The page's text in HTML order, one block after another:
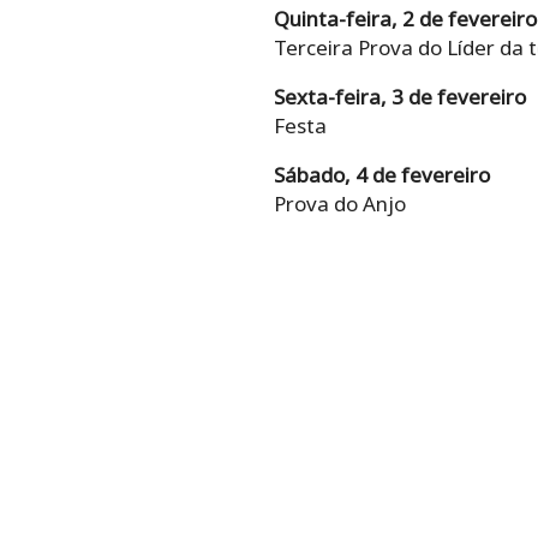
Quinta-feira, 2 de fevereiro
Terceira Prova do Líder da
Sexta-feira, 3 de fevereiro
Festa
Sábado, 4 de fevereiro
Prova do Anjo